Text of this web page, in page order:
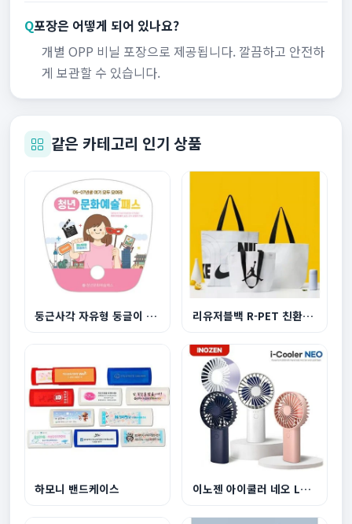
Q포장은 어떻게 되어 있나요?
개별 OPP 비닐 포장으로 제공됩니다. 깔끔하고 안전하
게 보관할 수 있습니다.
같은 카테고리 인기 상품
둥근사각 자유형 둥글이 부채 리유저블백 R-PET 친환경 쇼핑백 대형 510x450x150...
하모니 밴드케이스 이노젠 아이쿨러 네오 LED라이트 겸용 휴대용 선풍...